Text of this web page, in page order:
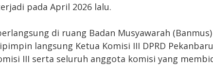
pada April 2026 lalu.
di ruang Badan Musyawarah (Banmus)
langsung Ketua Komisi III DPRD
III serta seluruh anggota komisi yang